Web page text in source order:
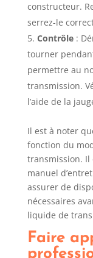
constructeur.
serrez-le
Contrôle:
tourner
permettre au
transmission.
l’aide de la
Il est à noter
fonction du
transmission.
manuel
assurer de
nécessaires
liquide de
Faire